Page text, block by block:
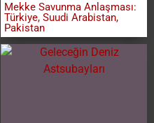
Mekke Savunma Anlaşması:
Türkiye, Suudi Arabistan,
Pakistan